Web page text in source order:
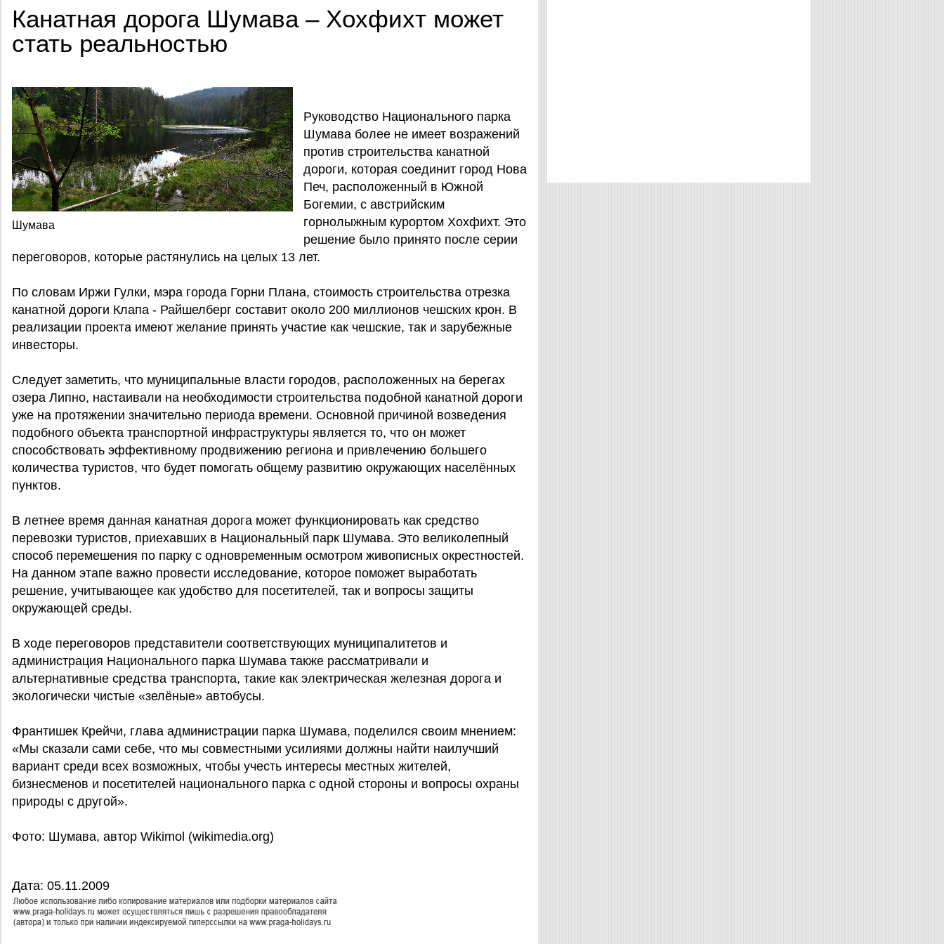
Канатная дорога Шумава – Хохфихт может
стать реальностью
Шумава
Руководство Национального парка
Шумава более не имеет возражений
против строительства канатной
дороги, которая соединит город Нова
Печ, расположенный в Южной
Богемии, с австрийским
горнолыжным курортом Хохфихт. Это
решение было принято после серии
переговоров, которые растянулись на целых 13 лет.
По словам Иржи Гулки, мэра города Горни Плана, стоимость строительства отрезка
канатной дороги Клапа - Райшелберг составит около 200 миллионов чешских крон. В
реализации проекта имеют желание принять участие как чешские, так и зарубежные
инвесторы.
Следует заметить, что муниципальные власти городов, расположенных на берегах
озера Липно, настаивали на необходимости строительства подобной канатной дороги
уже на протяжении значительно периода времени. Основной причиной возведения
подобного объекта транспортной инфраструктуры является то, что он может
способствовать эффективному продвижению региона и привлечению большего
количества туристов, что будет помогать общему развитию окружающих населённых
пунктов.
В летнее время данная канатная дорога может функционировать как средство
перевозки туристов, приехавших в Национальный парк Шумава. Это великолепный
способ перемешения по парку с одновременным осмотром живописных окрестностей.
На данном этапе важно провести исследование, которое поможет выработать
решение, учитывающее как удобство для посетителей, так и вопросы защиты
окружающей среды.
В ходе переговоров представители соответствующих муниципалитетов и
администрация Национального парка Шумава также рассматривали и
альтернативные средства транспорта, такие как электрическая железная дорога и
экологически чистые «зелёные» автобусы.
Франтишек Крейчи, глава администрации парка Шумава, поделился своим мнением:
«Мы сказали сами себе, что мы совместными усилиями должны найти наилучший
вариант среди всех возможных, чтобы учесть интересы местных жителей,
бизнесменов и посетителей национального парка с одной стороны и вопросы охраны
природы с другой».
Фото: Шумава, автор Wikimol (wikimedia.org)
Дата: 05.11.2009